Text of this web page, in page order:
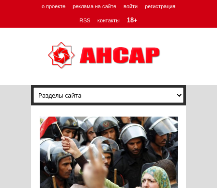
о проекте реклама на сайте войти регистрация
RSS контакты 18+